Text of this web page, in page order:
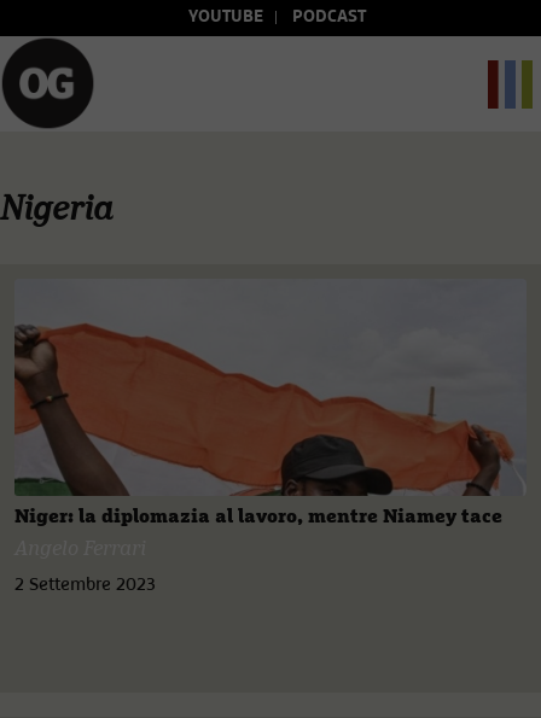
YOUTUBE PODCAST
Nigeria
Niger: la diplomazia al lavoro, mentre Niamey tace
2 Settembre 2023